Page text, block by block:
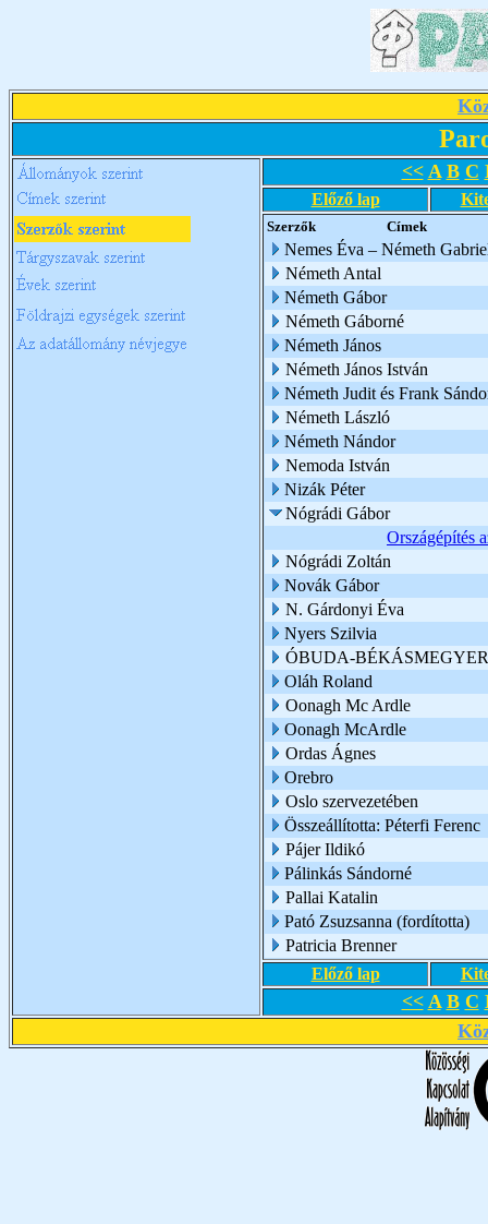
<< A B C
Előző lap
Szerzők Címek
Nemes Éva – Németh
Németh Antal
Németh Gábor
Németh Gáborné
Németh János
Németh János István
Németh Judit és Frank
Németh László
Németh Nándor
Nemoda István
Nizák Péter
Nógrádi Gábor
Országépítés
Nógrádi Zoltán
Novák Gábor
N. Gárdonyi Éva
Nyers Szilvia
ÓBUDA-
Oláh Roland
Oonagh Mc Ardle
Oonagh McArdle
Ordas Ágnes
Orebro
Oslo szervezetében
Összeállította: Péterfi Ferenc
Pájer Ildikó
Pálinkás Sándorné
Pallai Katalin
Pató Zsuzsanna (fordította)
Patricia Brenner
Előző lap
<< A B C